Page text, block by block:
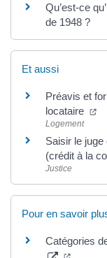
Qu’est-ce
de 1948 ?
Et aussi
Préavis et
locataire
Logement
Saisir le
(crédit à la
Justice
Pour en savoir
Catégories